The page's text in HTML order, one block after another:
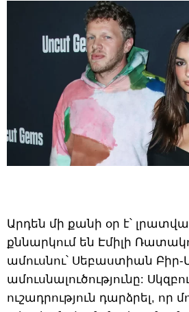
Արդեն մի քանի օր է՝
քննարկում են Էմիլի
ամուսնու՝ Սեբաստիան
ամուսնալուծությունը:
ուշադրություն դարձրել, որ